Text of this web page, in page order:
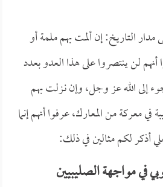
التاريخ: إن ألمت بهم ملمة أو
لن ينتصروا على هذا العدو بعدد
إلى الله عز وجل، وإن نـزلت بهم
في معركة من المعارك، عرفوا أنهم إنما
أذكر لكم مثالين في ذلك:
في مواجهة الصليبيين